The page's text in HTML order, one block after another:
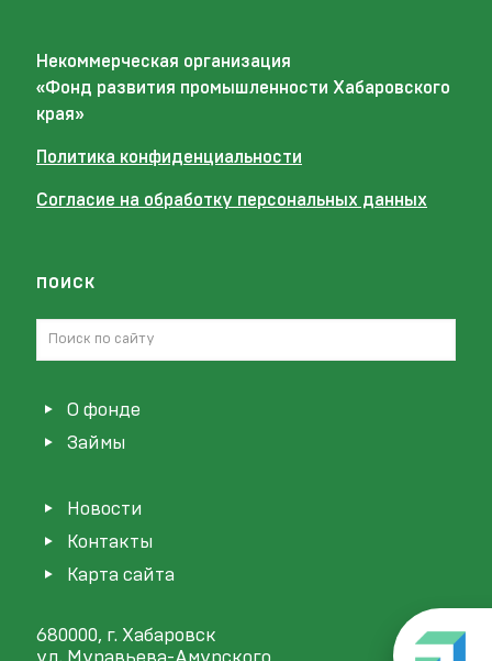
Некоммерческая организация
«Фонд развития промышленности Хабаровского
края»
Политика конфиденциальности
Согласие на обработку персональных данных
поиск
О фонде
Займы
Новости
Контакты
Карта сайта
680000, г. Хабаровск
ул. Муравьева-Амурского,